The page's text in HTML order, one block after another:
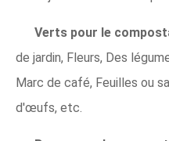
Verts pour le
de jardin, Fleurs, Des
Marc de café, Feuilles ou
d'œufs, etc.